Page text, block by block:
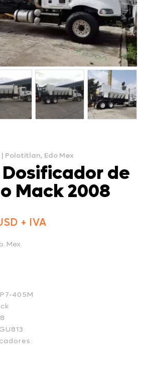
| Polotitlan, Edo Mex
de
Mack 2008
+ IVA
Mex.
405M